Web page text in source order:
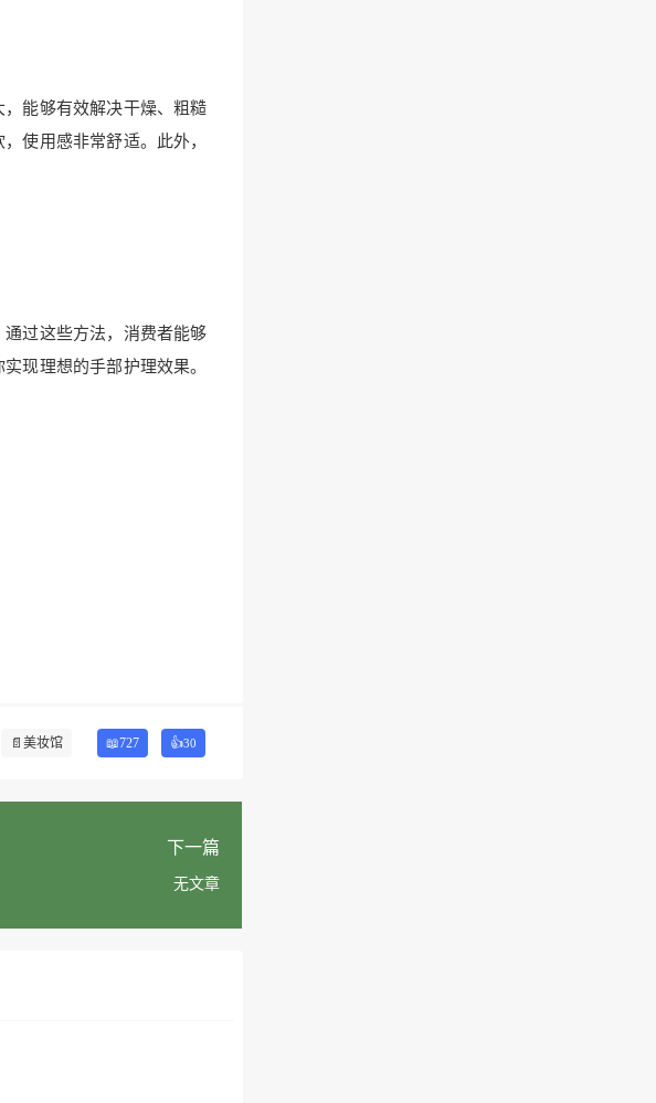
能够有效解决干燥、粗糙
使用感非常舒适。此外，
过这些方法，消费者能够
现理想的手部护理效果。
📄 美妆馆 📖727 👍30
下一篇
无文章